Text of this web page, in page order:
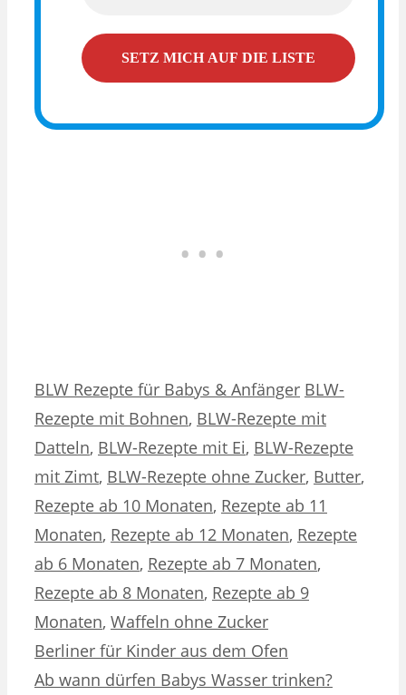
Kategorien
BLW Rezepte für Babys & Anfänger Schlagwörter
BLW-
Rezepte mit Bohnen, BLW-Rezepte mit
Datteln, BLW-Rezepte mit Ei, BLW-Rezepte
mit Zimt, BLW-Rezepte ohne Zucker, Butter,
Rezepte ab 10 Monaten, Rezepte ab 11
Monaten, Rezepte ab 12 Monaten, Rezepte
ab 6 Monaten, Rezepte ab 7 Monaten,
Rezepte ab 8 Monaten, Rezepte ab 9
Monaten, Waffeln ohne Zucker
Berliner für Kinder aus dem Ofen
Ab wann dürfen Babys Wasser trinken?